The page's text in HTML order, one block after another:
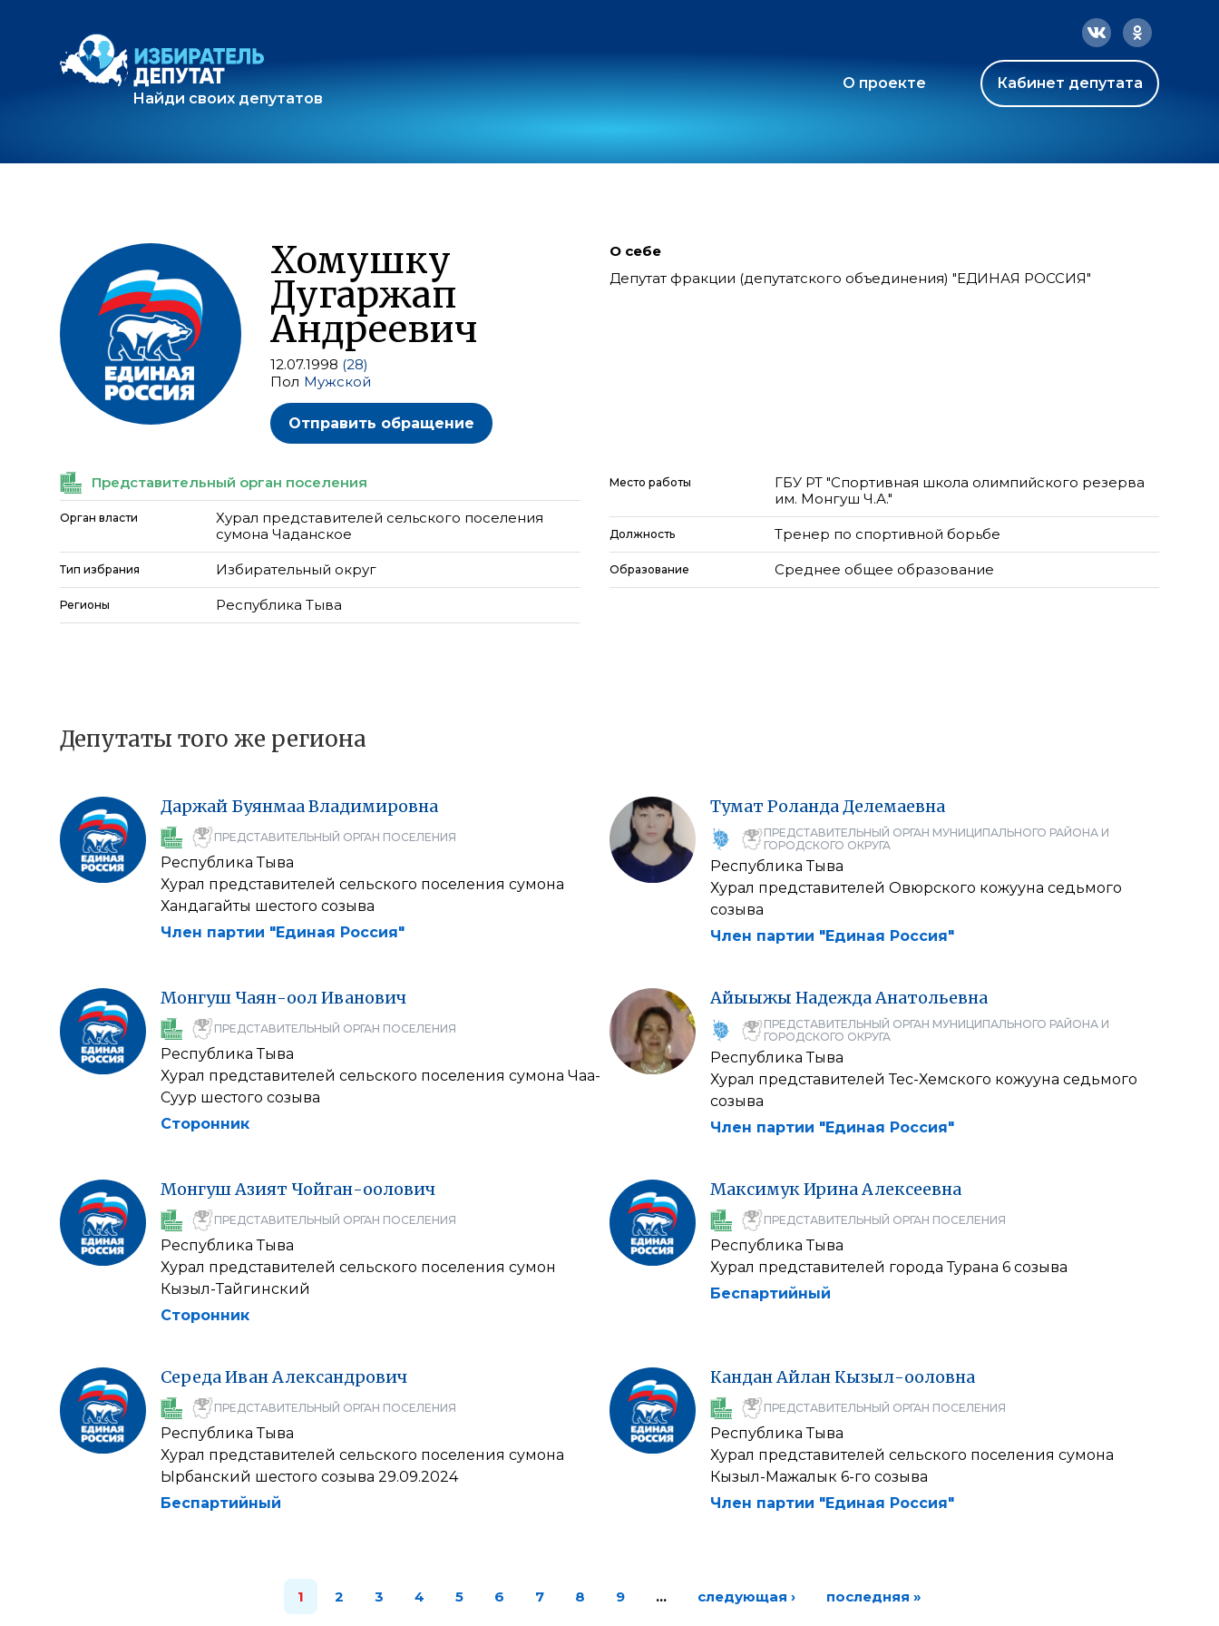
Найди своих депутатов
О проекте Кабинет депутата
Хомушку
Дугаржап
Андреевич
12.07.1998 (28)
Пол Мужской
Отправить обращение
О себе
Депутат фракции (депутатского объединения) "ЕДИНАЯ РОССИЯ"
Представительный орган поселения
Орган власти
Хурал представителей сельского поселения
сумона Чаданское
Тип избрания Избирательный округ
Регионы Республика Тыва
Место работы
ГБУ РТ "Спортивная школа олимпийского резерва
им. Монгуш Ч.А."
Должность Тренер по спортивной борьбе
Образование Среднее общее образование
Депутаты того же региона
Даржай БуянмааВладимировна
ПРЕДСТАВИТЕЛЬНЫЙ ОРГАН ПОСЕЛЕНИЯ
Республика Тыва
Хурал представителей сельского поселения сумона
Хандагайты шестого созыва
Член партии "Единая Россия"
Тумат РоландаДелемаевна
ПРЕДСТАВИТЕЛЬНЫЙ ОРГАН МУНИЦИПАЛЬНОГО РАЙОНА И
ГОРОДСКОГО ОКРУГА
Республика Тыва
Хурал представителей Овюрского кожууна седьмого
созыва
Член партии "Единая Россия"
Монгуш Чаян-оолИванович
ПРЕДСТАВИТЕЛЬНЫЙ ОРГАН ПОСЕЛЕНИЯ
Республика Тыва
Хурал представителей сельского поселения сумона Чаа-
Суур шестого созыва
Сторонник
АйыыжыНадеждаАнатольевна
ПРЕДСТАВИТЕЛЬНЫЙ ОРГАН МУНИЦИПАЛЬНОГО РАЙОНА И
ГОРОДСКОГО ОКРУГА
Республика Тыва
Хурал представителей Тес-Хемского кожууна седьмого
созыва
Член партии "Единая Россия"
МонгушАзият Чойган-оолович
ПРЕДСТАВИТЕЛЬНЫЙ ОРГАН ПОСЕЛЕНИЯ
Республика Тыва
Хурал представителей сельского поселения сумон
Кызыл-Тайгинский
Сторонник
МаксимукИринаАлексеевна
ПРЕДСТАВИТЕЛЬНЫЙ ОРГАН ПОСЕЛЕНИЯ
Республика Тыва
Хурал представителей города Турана 6 созыва
Беспартийный
СередаИванАлександрович
ПРЕДСТАВИТЕЛЬНЫЙ ОРГАН ПОСЕЛЕНИЯ
Республика Тыва
Хурал представителей сельского поселения сумона
Ырбанский шестого созыва 29.09.2024
Беспартийный
КанданАйлан Кызыл-ооловна
ПРЕДСТАВИТЕЛЬНЫЙ ОРГАН ПОСЕЛЕНИЯ
Республика Тыва
Хурал представителей сельского поселения сумона
Кызыл-Мажалык 6-го созыва
Член партии "Единая Россия"
1 2 3 4 5 6 7 8 9 … следующая › последняя »